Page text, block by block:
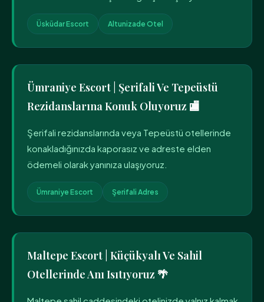
Üsküdar Escort Altunizade Otel
Ümraniye Escort | Şerifali Ve Tepeüstü
Rezidanslarına Konuk Oluyoruz 🏬
Şerifali rezidanslarında veya Tepeüstü otellerinde
konakladığınızda kaporasız ve adreste elden
ödemeli olarak yanınıza ulaşıyoruz.
Ümraniye Escort Şerifali Adres
Maltepe Escort | Küçükyalı Ve Sahil
Otellerinde Anı Isıtıyoruz 🌴